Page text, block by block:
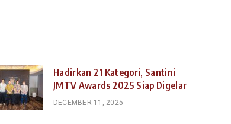
Hadirkan 21 Kategori, Santini
JMTV Awards 2025 Siap Digelar
DECEMBER 11, 2025